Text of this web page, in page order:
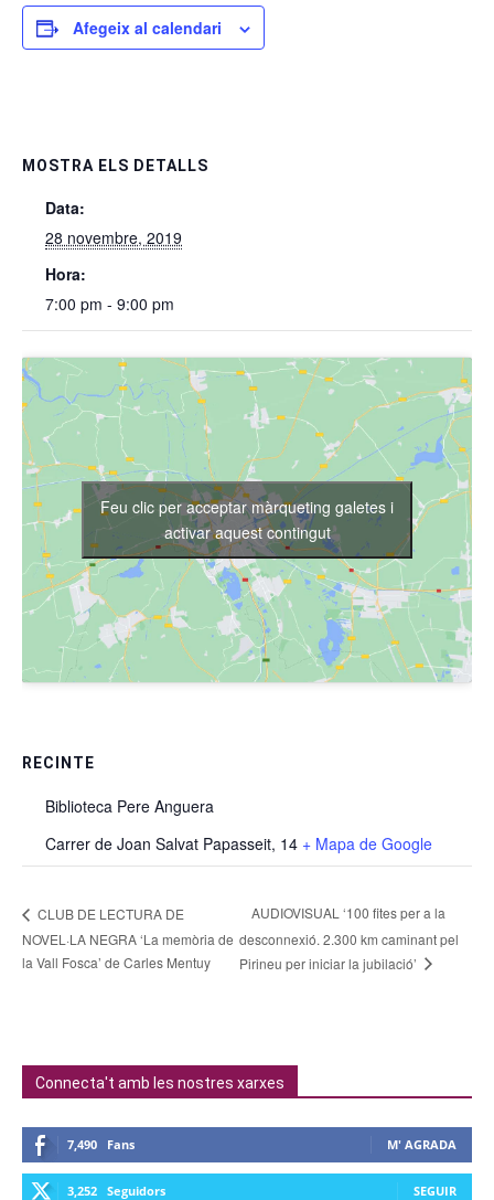
Afegeix al calendari
MOSTRA ELS DETALLS
Data:
28 novembre, 2019
Hora:
7:00 pm - 9:00 pm
RECINTE
Biblioteca Pere Anguera
Carrer de Joan Salvat Papasseit, 14 + Mapa de Google
Feu clic per acceptar màrqueting galetes i
activar aquest contingut
CLUB DE LECTURA DE
NOVEL·LA NEGRA ‘La memòria de
la Vall Fosca’ de Carles Mentuy
AUDIOVISUAL ‘100 fites per a la
desconnexió. 2.300 km caminant pel
Pirineu per iniciar la jubilació’
Connecta't amb les nostres xarxes
7,490 Fans M' AGRADA
3,252 Seguidors SEGUIR